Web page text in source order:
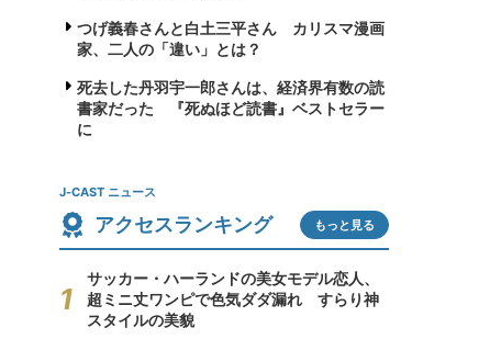
つげ義春さんと白土三平さん カリスマ漫画
家、二人の「違い」とは？
死去した丹羽宇一郎さんは、経済界有数の読
書家だった 『死ぬほど読書』ベストセラー
に
J-CAST ニュース
アクセスランキング もっと見る
サッカー・ハーランドの美女モデル恋人、
超ミニ丈ワンピで色気ダダ漏れ すらり神
スタイルの美貌